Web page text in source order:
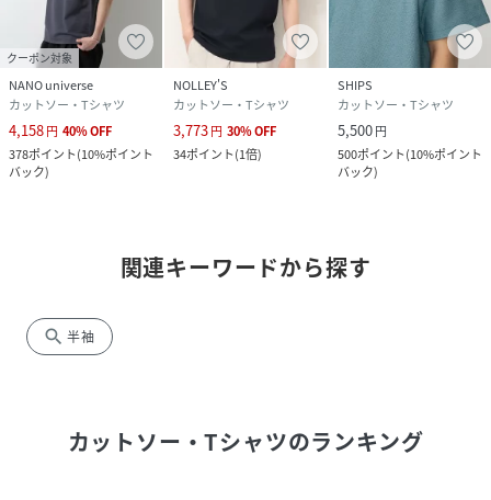
クーポン対象
NANO universe
カットソー・Tシャツ
4,158円 40%OFF
378ポイント(10%ポイント
バック)
NOLLEY'S
カットソー・Tシャツ
3,773円 30%OFF
34ポイント(1倍)
SHIPS
カットソー・Tシャツ
5,500円
500ポイント(10%ポイント
バック)
関連キーワードから探す
search 半袖
カットソー・Tシャツのランキング